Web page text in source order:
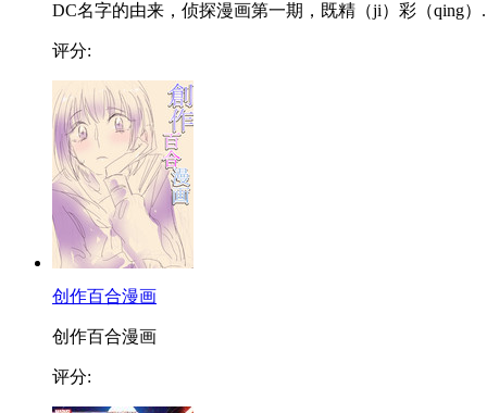
DC名字的由来，侦探漫画第一期，既精（ji）彩（qing）
评分:
创作百合漫画
创作百合漫画
评分: